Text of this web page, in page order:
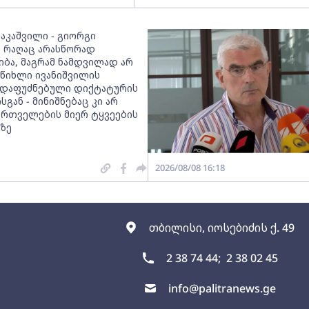
თბილისი, იოსებიძის ქ. 49
2 38 74 44; 2 38 02 45
info@palitranews.ge
- გიორგი
რაღაც არასწორად
მაგრამ ნამდვილად არ
ივანიშვილის
დიქტატურის
- მინიშნებაც კი არ
მიერ ტყვეების
2026/08/08 16:18